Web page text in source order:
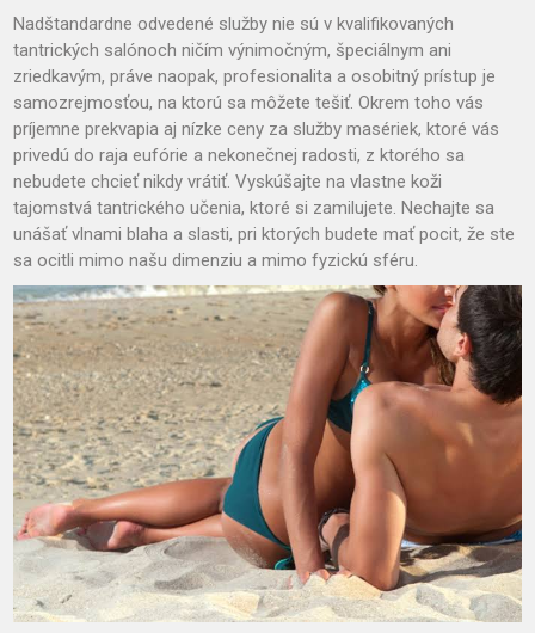
Nadštandardne odvedené služby nie sú v kvalifikovaných
tantrických salónoch ničím výnimočným, špeciálnym ani
zriedkavým, práve naopak, profesionalita a osobitný prístup je
samozrejmosťou, na ktorú sa môžete tešiť. Okrem toho vás
príjemne prekvapia aj nízke ceny za služby masériek, ktoré vás
privedú do raja eufórie a nekonečnej radosti, z ktorého sa
nebudete chcieť nikdy vrátiť. Vyskúšajte na vlastne koži
tajomstvá tantrického učenia, ktoré si zamilujete. Nechajte sa
unášať vlnami blaha a slasti, pri ktorých budete mať pocit, že ste
sa ocitli mimo našu dimenziu a mimo fyzickú sféru.